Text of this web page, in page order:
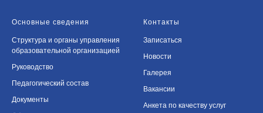
Основные сведения
Структура и органы управления
образовательной организацией
Руководство
Педагогический состав
Документы
Контакты
Записаться
Новости
Галерея
Вакансии
Анкета по качеству услуг